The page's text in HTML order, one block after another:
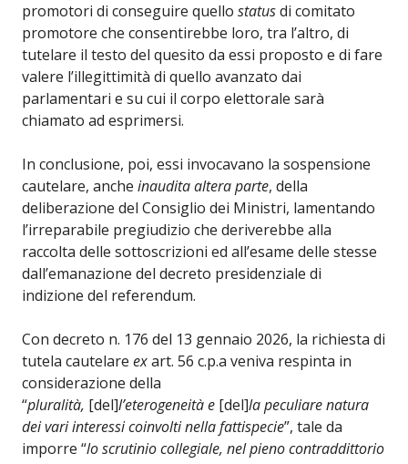
promotori di conseguire quello statusdi comitato
promotore che consentirebbe loro, tra l’altro, di
tutelare il testo del quesito da essi proposto e di fare
valere l’illegittimità di quello avanzato dai
parlamentari e su cui il corpo elettorale sarà
chiamato ad esprimersi.
In conclusione, poi, essi invocavano la sospensione
cautelare, anche inaudita altera parte, della
deliberazione del Consiglio dei Ministri, lamentando
l’irreparabile pregiudizio che deriverebbe alla
raccolta delle sottoscrizioni ed all’esame delle stesse
dall’emanazione del decreto presidenziale di
indizione del referendum.
Con decreto n. 176 del 13 gennaio 2026, la richiesta di
tutela cautelare exart. 56 c.p.a veniva respinta in
considerazione della
“pluralità, [del]l’eterogeneità e [del]la peculiare natura
dei vari interessi coinvolti nella fattispecie”, tale da
imporre “lo scrutinio collegiale, nel pieno contraddittorio